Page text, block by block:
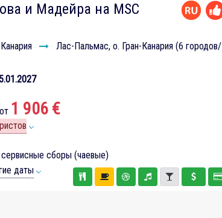
и Мадейра на MSC
Лас-Пальмас, о. Гран-Канария (6 городов/
1 906 €
сборы (чаевые)
даты